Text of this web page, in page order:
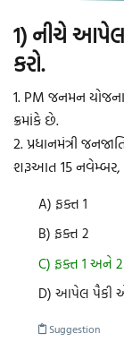
1) નીચે આપેલ
કરો.
1. PM જનમન
ક્રમાંકે છે.
2. પ્રધાનમંત્રી
શરૂઆત 15 નવેમ્બર,
A) ફક્ત 1
B) ફક્ત 2
C) ફક્ત 1 અને 2
D) આપેલ પૈકી
Suggestion